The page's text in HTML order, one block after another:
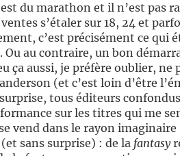
du marathon et il n’est pas
s’étaler sur 18, 24 et
c’est précisément ce qui
Ou au contraire, un bon
ça aussi, je préfère oublier, ne
(et c’est loin d’être
tous éditeurs
sur les titres qui me
vend dans le rayon
sans surprise) : de la fantasy